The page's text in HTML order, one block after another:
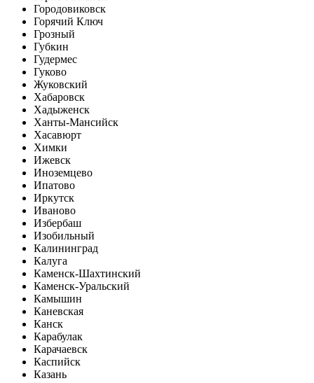
Городовиковск
Горячий Ключ
Грозный
Губкин
Гудермес
Гуково
Жуковский
Хабаровск
Хадыженск
Ханты-Мансийск
Хасавюрт
Химки
Ижевск
Иноземцево
Ипатово
Иркутск
Иваново
Избербаш
Изобильный
Калининград
Калуга
Каменск-Шахтинский
Каменск-Уральский
Камышин
Каневская
Канск
Карабулак
Карачаевск
Каспийск
Казань